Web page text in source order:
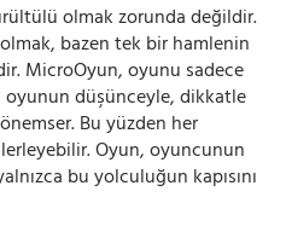
olmak zorunda değildir.
bazen tek bir hamlenin
MicroOyun, oyunu sadece
oyunun düşünceyle, dikkatle
Bu yüzden her
Oyun, oyuncunun
bu yolculuğun kapısını